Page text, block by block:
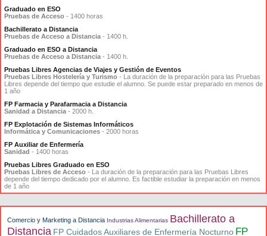
Graduado en ESO
Pruebas de Acceso - 1400 horas
Bachillerato a Distancia
Pruebas de Acceso a Distancia - 1400 h.
Graduado en ESO a Distancia
Pruebas de Acceso a Distancia - 1400 h.
Pruebas Libres Agencias de Viajes y Gestión de Eventos
Pruebas Libres Hostelería y Turismo - La duración de la preparación para las Pruebas
Libres depende del tiempo que estudie el alumno. Se puede estar preparado en menos de
1 año
FP Farmacia y Parafarmacia a Distancia
Sanidad a Distancia - 2000 h.
FP Explotación de Sistemas Informáticos
Informática y Comunicaciones - 2000 horas
FP Auxiliar de Enfermería
Sanidad - 1400 horas
Pruebas Libres Graduado en ESO
Pruebas Libres de Acceso - La duración de la preparación para las Pruebas Libres
depende del tiempo dedicado por el alumno. Es factible estudiar la preparación en menos
de 1 año
Comercio y Marketing a Distancia Industrias Alimentarias Bachillerato a
Distancia FP Cuidados Auxiliares de Enfermería Nocturno FP